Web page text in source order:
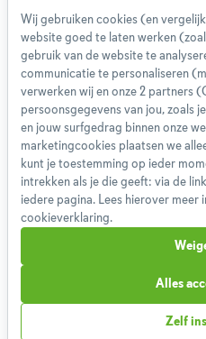
Wij gebruiken cookies (en
website goed te laten werken
gebruik van de website te
communicatie te personaliseren
verwerken wij en onze 2 partners
persoonsgegevens van jou, zoals
en jouw surfgedrag binnen onze
marketingcookies plaatsen we
kunt je toestemming op ieder
intrekken als je die geeft: via de
iedere pagina. Lees hierover meer
cookieverklaring.
Zelf
Alles